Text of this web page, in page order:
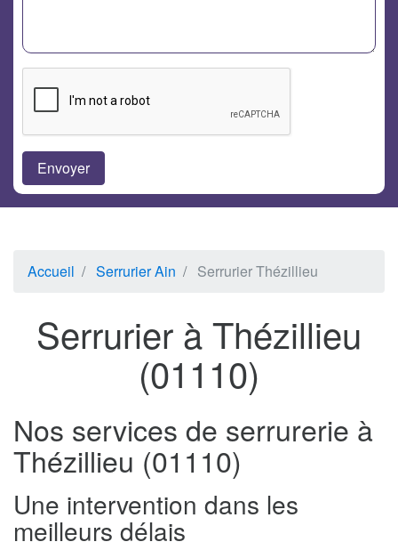
Accueil Serrurier Ain Serrurier Thézillieu
Serrurier à Thézillieu
(01110)
Nos services de serrurerie à
Thézillieu (01110)
Une intervention dans les
meilleurs délais